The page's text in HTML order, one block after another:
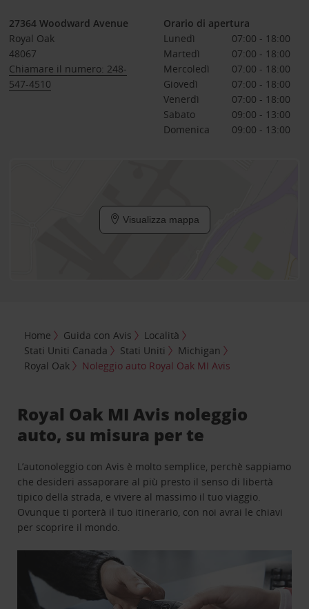
27364 Woodward Avenue
Royal Oak
48067
Chiamare il numero: 248-
547-4510
Orario di apertura
Lunedì
07:00 - 18:00
Martedì
07:00 - 18:00
Mercoledì
07:00 - 18:00
Giovedì
07:00 - 18:00
Venerdì
07:00 - 18:00
Sabato
09:00 - 13:00
Domenica
09:00 - 13:00
Visualizza mappa
Home Guida con Avis
Località
Stati Uniti Canada
Stati Uniti
Michigan
Royal Oak
Noleggio auto Royal Oak MI Avis
Royal Oak MI Avis noleggio
auto, su misura per te
L’autonoleggio con Avis è molto semplice, perchè sappiamo
che desideri assaporare al più presto il senso di libertà
tipico della strada, e vivere al massimo il tuo viaggio.
Ovunque ti porterà il tuo itinerario, con noi avrai le chiavi
per scoprire il mondo.